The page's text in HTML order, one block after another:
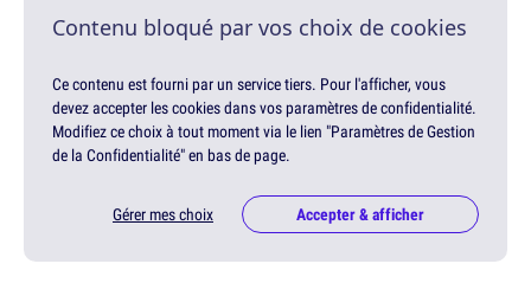
Contenu bloqué par vos choix de cookies
Ce contenu est fourni par un service tiers. Pour l'afficher, vous
devez accepter les cookies dans vos paramètres de confidentialité.
Modifiez ce choix à tout moment via le lien "Paramètres de Gestion
de la Confidentialité" en bas de page.
Gérer mes choix Accepter & afficher